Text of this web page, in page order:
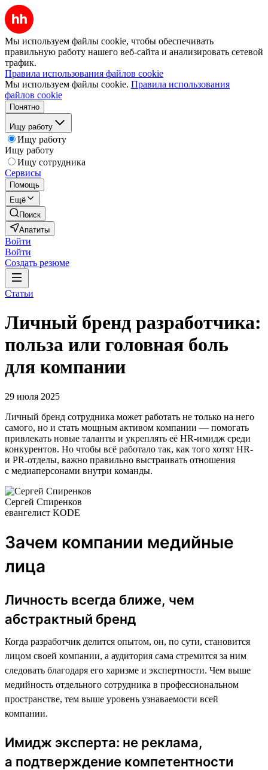
Мы используем файлы cookie, чтобы обеспечивать
правильную работу нашего веб-сайта и анализировать сетевой
трафик.
Правила использования файлов cookie
Мы используем файлы cookie. Правила использования
файлов cookie
Понятно
Ищу работу
Ищу работу
Ищу работу
Ищу сотрудника
Сервисы
Помощь
Ещё
Поиск
Апатиты
Войти
Войти
Создать резюме
Статьи
Личный бренд разработчика:
польза или головная боль
для компании
29 июля 2025
Личный бренд сотрудника может работать не только на него
самого, но и стать мощным активом компании — помогать
привлекать новые таланты и укреплять её HR-имидж среди
конкурентов. Но чтобы всё работало так, как того хотят HR-
и PR-отделы, важно правильно выстраивать отношения
с медиаперсонами внутри команды.
Сергей Спиренков
евангелист KODE
Зачем компании медийные
лица
Личность всегда ближе, чем
абстрактный бренд
Когда разработчик делится опытом, он, по сути, становится
лицом своей компании, а аудитория сама стремится за ним
следовать благодаря его харизме и экспертности. Чем выше
медийность отдельного сотрудника в профессиональном
пространстве, тем выше уровень узнаваемости всей
компании.
Имидж эксперта: не реклама,
а подтверждение компетентности